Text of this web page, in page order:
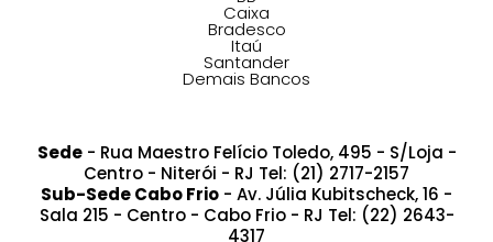
Caixa
Bradesco
Itaú
Santander
Demais Bancos
Sede- Rua Maestro Felício Toledo, 495 - S/Loja -
Centro - Niterói - RJ Tel: (21) 2717-2157
Sub-Sede Cabo Frio - Av. Júlia Kubitscheck, 16 -
Sala 215 - Centro - Cabo Frio - RJ Tel: (22) 2643-
4317